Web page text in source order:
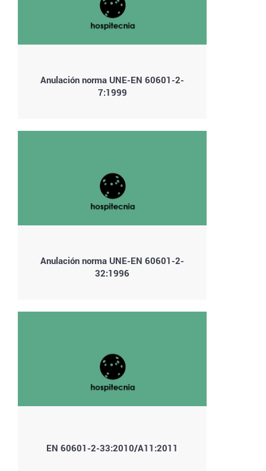
Anulación norma UNE-EN 60601-2-
7:1999
Anulación norma UNE-EN 60601-2-
32:1996
EN 60601-2-33:2010/A11:2011